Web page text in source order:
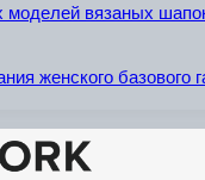
моделей вязаных
женского базового